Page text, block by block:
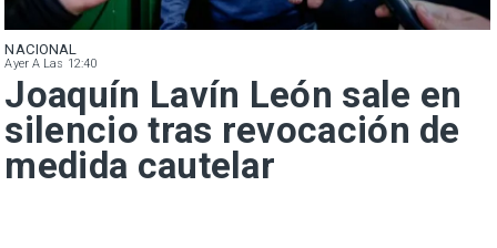
NACIONAL
Ayer A Las 12:40
Joaquín Lavín León sale en
silencio tras revocación de
medida cautelar